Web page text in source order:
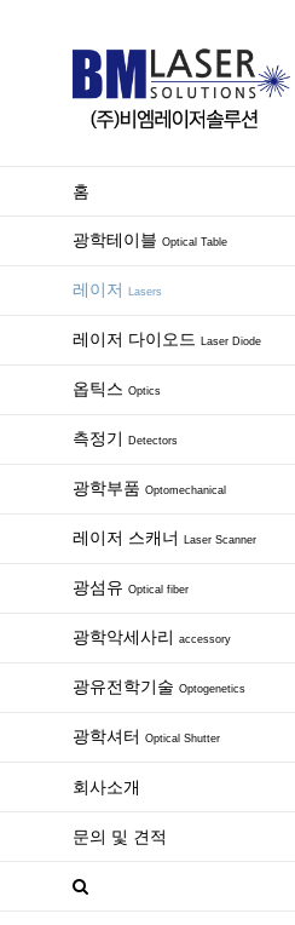
홈
광학테이블 Optical Table
레이저 Lasers
레이저 다이오드 Laser Diode
옵틱스 Optics
측정기 Detectors
광학부품 Optomechanical
레이저 스캐너 Laser Scanner
광섬유 Optical fiber
광학악세사리 accessory
광유전학기술 Optogenetics
광학셔터 Optical Shutter
회사소개
문의 및 견적